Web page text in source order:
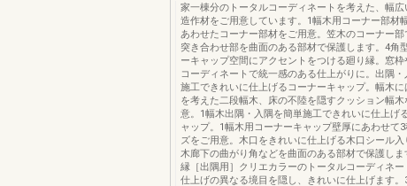
家一棟分のトータルコーディネートを考えた、幅広
造作材をご用意しています。1幅木用コーナー部材
あわせたコーナー部材をご用意。笠木のコーナー部
突き合わせ部を曲面のある部材で保護します。4角
ーキャップ空間にアクセントをつける廻り縁。窓
コーディネートで統一感のある仕上がりに。出隅
施工できれいに仕上げるコーナーキャップ。幅木に
を考えた二段幅木、床の不陸を隠すクッション幅木
意。1幅木出隅・入隅を簡単施工できれいに仕上げ
ャップ。1幅木用コーナーキャップ壁厚にあわせて3
ズをご用意。木口をきれいに仕上げる木口シール
木廊下の曲がり角などを曲面のある部材で保護しま
縁［出隅用］クリエカラーのトータルコーディネー
仕上げの異なる境目を隠し、きれいに仕上げます。